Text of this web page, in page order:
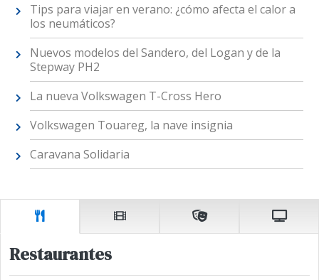
Tips para viajar en verano: ¿cómo afecta el calor a
los neumáticos?
Nuevos modelos del Sandero, del Logan y de la
Stepway PH2
La nueva Volkswagen T-Cross Hero
Volkswagen Touareg, la nave insignia
Caravana Solidaria
Restaurantes